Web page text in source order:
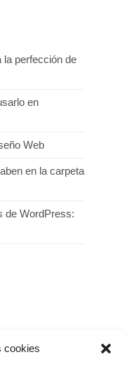
cookies
la perfección de
en
Web
en la carpeta
de WordPress: